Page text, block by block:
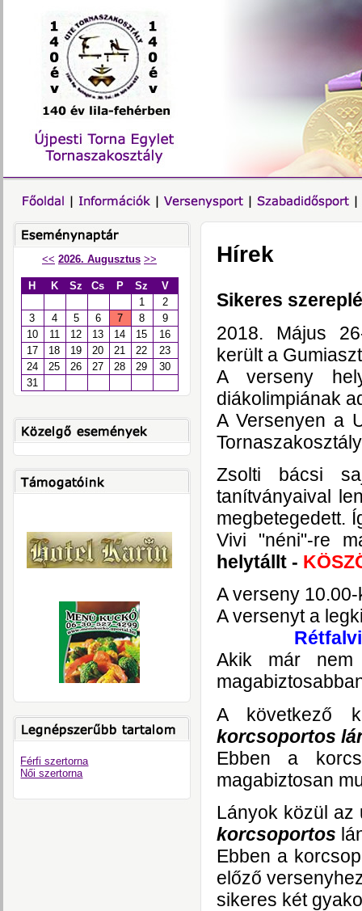
<< 2026. Augusztus >>
H K Sz Cs P Sz
V
1
2
3
4 5 6 7 8
9
10
11 12 13 14 15
16
17
18 19 20 21 22
23
24
25 26 27 28 29
30
31
Férfi szertorna
Női szertorna
Hírek
Sikeres
2018. Május
került a
A verseny
diákolimpiának
A Versenyen a
Zsolti bácsi
tanítványaival
megbetegedett.
Vivi "néni"-re
helytállt -
A verseny
A versenyt a
Akik már
A következő
korcsoportos
Ebben a
magabiztosan
Lányok közül
korcsoportos
Ebben a
előző
sikeres két